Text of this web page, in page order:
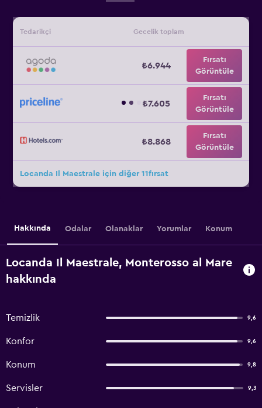
Tedarikçi Gecelik toplam
₺6.944
Fırsatı
Görüntüle
₺7.605
Fırsatı
Görüntüle
₺8.868
Fırsatı
Görüntüle
Locanda Il Maestrale için diğer 11fırsat
Hakkında Odalar Olanaklar Yorumlar Konum
Locanda Il Maestrale, Monterosso al Mare
hakkında
Temizlik 9,6
Konfor 9,6
Konum 9,8
Servisler 9,3